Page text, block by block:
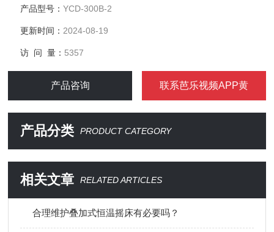
保等研究应用领域有着广泛而重要的应用。
产品型号：YCD-300B-2
更新时间： 2024-08-19
访 问 量： 5357
产品咨询 联系芭乐视频APP黄
产品分类 PRODUCT CATEGORY
相关文章 RELATED ARTICLES
合理维护叠加式恒温摇床有必要吗？